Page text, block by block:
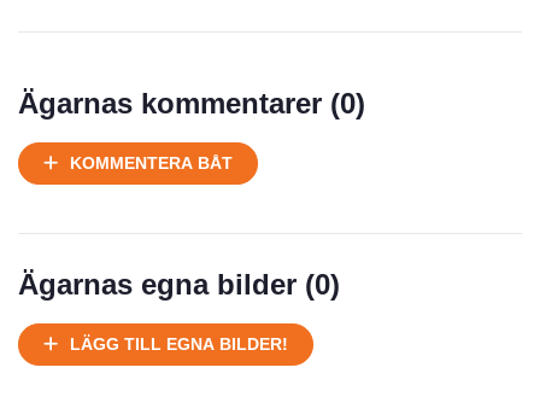
Ägarnas kommentarer (0)
KOMMENTERA BÅT
Ägarnas egna bilder (0)
LÄGG TILL EGNA BILDER!